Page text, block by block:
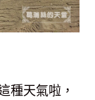
種天氣啦，